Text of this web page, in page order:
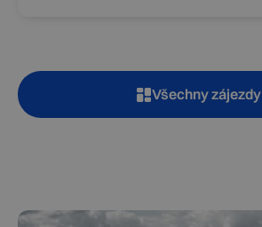
Všechny zájezdy